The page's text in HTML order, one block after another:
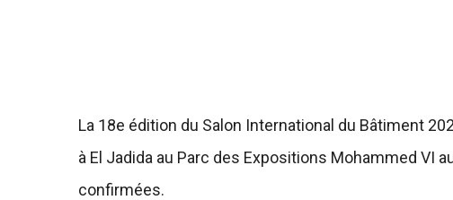
La 18e édition du Salon International du Bâtiment
à El Jadida au Parc des Expositions Mohammed VI
confirmées.